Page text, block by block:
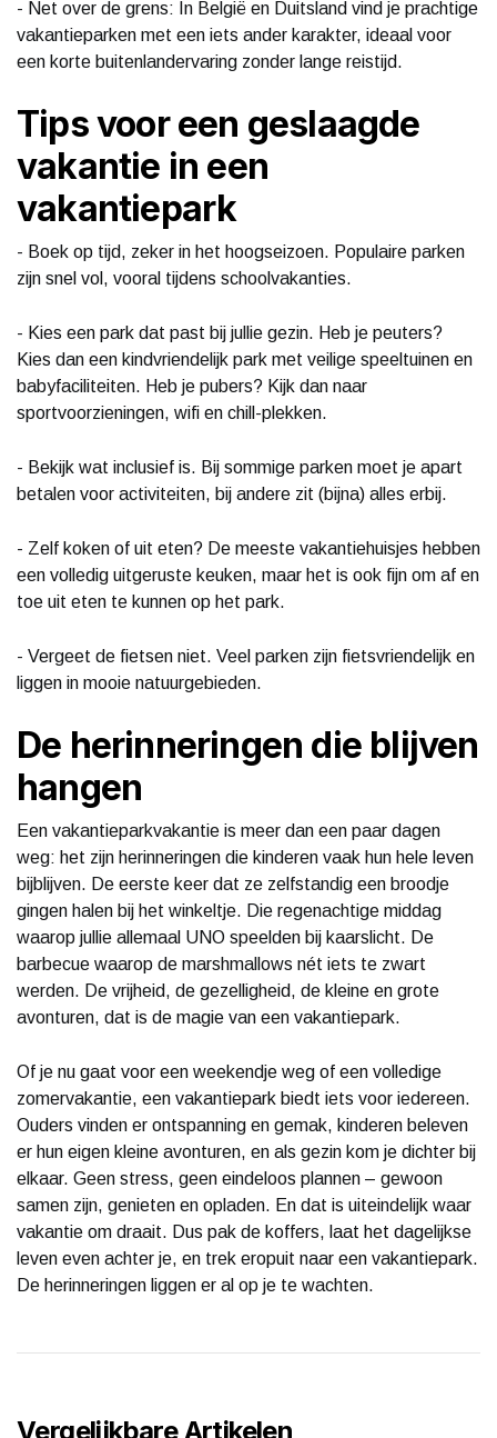
- Net over de grens: In België en Duitsland vind je prachtige
vakantieparken met een iets ander karakter, ideaal voor
een korte buitenlandervaring zonder lange reistijd.
Tips voor een geslaagde
vakantie in een
vakantiepark
- Boek op tijd, zeker in het hoogseizoen. Populaire parken
zijn snel vol, vooral tijdens schoolvakanties.
- Kies een park dat past bij jullie gezin. Heb je peuters?
Kies dan een kindvriendelijk park met veilige speeltuinen en
babyfaciliteiten. Heb je pubers? Kijk dan naar
sportvoorzieningen, wifi en chill-plekken.
- Bekijk wat inclusief is. Bij sommige parken moet je apart
betalen voor activiteiten, bij andere zit (bijna) alles erbij.
- Zelf koken of uit eten? De meeste vakantiehuisjes hebben
een volledig uitgeruste keuken, maar het is ook fijn om af en
toe uit eten te kunnen op het park.
- Vergeet de fietsen niet. Veel parken zijn fietsvriendelijk en
liggen in mooie natuurgebieden.
De herinneringen die blijven
hangen
Een vakantieparkvakantie is meer dan een paar dagen
weg: het zijn herinneringen die kinderen vaak hun hele leven
bijblijven. De eerste keer dat ze zelfstandig een broodje
gingen halen bij het winkeltje. Die regenachtige middag
waarop jullie allemaal UNO speelden bij kaarslicht. De
barbecue waarop de marshmallows nét iets te zwart
werden. De vrijheid, de gezelligheid, de kleine en grote
avonturen, dat is de magie van een vakantiepark.
Of je nu gaat voor een weekendje weg of een volledige
zomervakantie, een vakantiepark biedt iets voor iedereen.
Ouders vinden er ontspanning en gemak, kinderen beleven
er hun eigen kleine avonturen, en als gezin kom je dichter bij
elkaar. Geen stress, geen eindeloos plannen – gewoon
samen zijn, genieten en opladen. En dat is uiteindelijk waar
vakantie om draait. Dus pak de koffers, laat het dagelijkse
leven even achter je, en trek eropuit naar een vakantiepark.
De herinneringen liggen er al op je te wachten.
Vergelijkbare Artikelen